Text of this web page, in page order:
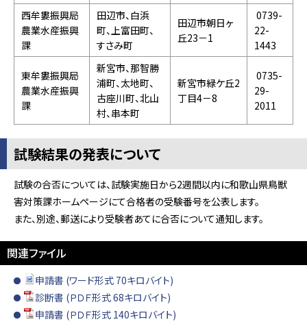
西牟婁振興局
農業水産振興
課
田辺市、白浜
町、上富田町、
すさみ町
田辺市朝日ヶ
丘23－1
0739-
22-
1443
東牟婁振興局
農業水産振興
課
新宮市、那智勝
浦町、太地町、
古座川町、北山
村、串本町
新宮市緑ケ丘2
丁目4－8
0735-
29-
2011
試験結果の発表について
試験の合否については、試験実施日から2週間以内に和歌山県鳥獣
害対策課ホームページにて合格者の受験番号を公表します。
また、別途、郵送により受験者あてに合否について通知します。
関連ファイル
申請書 (ワード形式 70キロバイト)
診断書 (ＰＤＦ形式 68キロバイト)
申請書 (ＰＤＦ形式 140キロバイト)